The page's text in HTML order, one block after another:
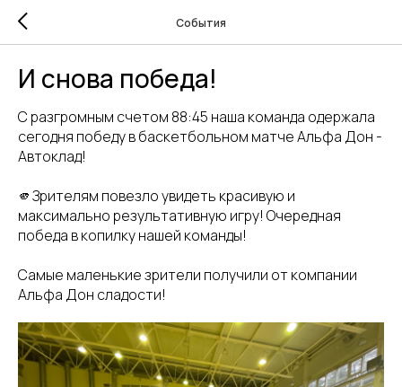
События
И снова победа!
С разгромным счетом 88:45 наша команда одержала
сегодня победу в баскетбольном матче Альфа Дон -
Автоклад!
🫵Зрителям повезло увидеть красивую и
максимально результативную игру! Очередная
победа в копилку нашей команды!
Самые маленькие зрители получили от компании
Альфа Дон сладости!